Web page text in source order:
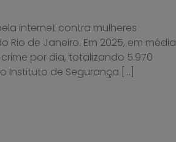
internet contra mulheres
Rio de Janeiro. Em 2025, em média
por dia, totalizando 5.970
Instituto de Segurança […]